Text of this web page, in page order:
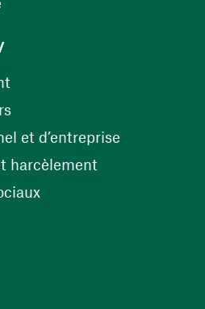
(ouvre une nouvelle fenêtre)
et d’entreprise
harcèlement
(ouvre une nouvelle
une nouvelle fenêtre)
une nouvelle fenêtre)